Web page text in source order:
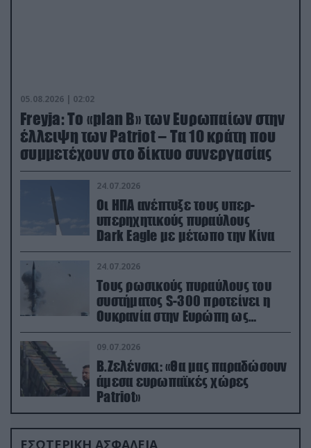
05.08.2026 | 02:02
Freyja: Το «plan Β» των Ευρωπαίων στην
έλλειψη των Patriot – Τα 10 κράτη που
συμμετέχουν στο δίκτυο συνεργασίας
24.07.2026
Οι ΗΠΑ ανέπτυξε τους υπερ-
υπερηχητικούς πυραύλους
Dark Eagle με μέτωπο την Κίνα
24.07.2026
Τους ρωσικούς πυραύλους του
συστήματος S-300 προτείνει η
Ουκρανία στην Ευρώπη ως
αντιβαλλιστικό σύστημα
09.07.2026
Β.Ζελένσκι: «Θα μας παραδώσουν
άμεσα ευρωπαϊκές χώρες
Patriot»
ΕΣΩΤΕΡΙΚΗ ΑΣΦΑΛΕΙΑ